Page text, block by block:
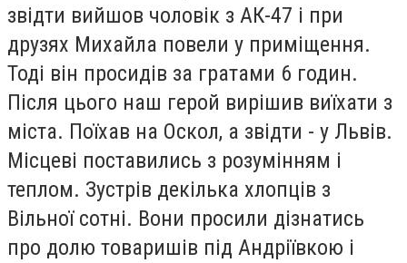
звідти вийшов чоловік з АК-47 і при
друзях Михайла повели у приміщення.
Тоді він просидів за гратами 6 годин.
Після цього наш герой вирішив виїхати з
міста. Поїхав на Оскол, а звідти - у Львів.
Місцеві поставились з розумінням і
теплом. Зустрів декілька хлопців з
Вільної сотні. Вони просили дізнатись
про долю товаришів під Андріївкою і